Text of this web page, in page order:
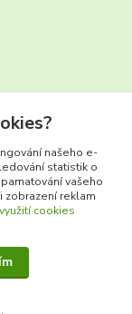
našeho e-
statistik o
vašeho
zobrazení reklam
cookies